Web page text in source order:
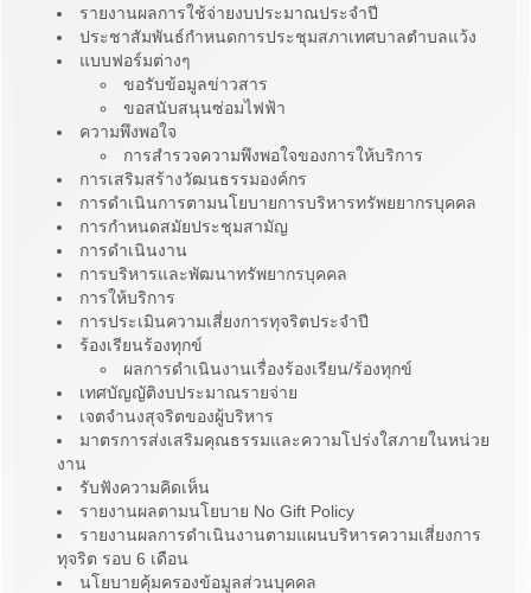
รายงานผลการใช้จ่ายงบประมาณประจำปี
ประชาสัมพันธ์กำหนดการประชุมสภาเทศบาลตำบลแว้ง
แบบฟอร์มต่างๆ
ขอรับข้อมูลข่าวสาร
ขอสนับสนุนซ่อมไฟฟ้า
ความพึงพอใจ
การสำรวจความพึงพอใจของการให้บริการ
การเสริมสร้างวัฒนธรรมองค์กร
การดำเนินการตามนโยบายการบริหารทรัพยยากรบุคคล
การกำหนดสมัยประชุมสามัญ
การดำเนินงาน
การบริหารและพัฒนาทรัพยากรบุคคล
การให้บริการ
การประเมินความเสี่ยงการทุจริตประจำปี
ร้องเรียนร้องทุกข์
ผลการดำเนินงานเรื่องร้องเรียน/ร้องทุกข์
เทศบัญญัติงบประมาณรายจ่าย
เจตจำนงสุจริตของผู้บริหาร
มาตรการส่งเสริมคุณธรรมและความโปร่งใสภายในหน่วย
งาน
รับฟังความคิดเห็น
รายงานผลตามนโยบาย No Gift Policy
รายงานผลการดำเนินงานตามแผนบริหารความเสี่ยงการ
ทุจริต รอบ 6 เดือน
นโยบายคุ้มครองข้อมูลส่วนบุคคล